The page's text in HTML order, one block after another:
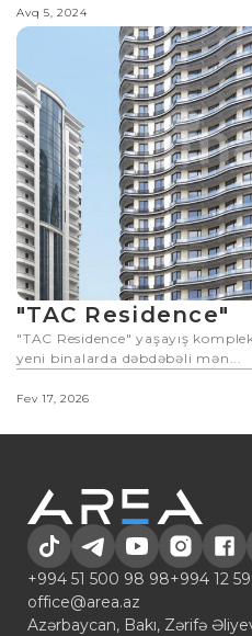
Avq 5, 2024
"TAC Residence"
"TAC Residence" yaşayış
yeni binalarda dəbdəbəli mən...
Fev 17, 2026
+994 51 500 98 98+994 12
office@area.az
Azərbaycan, Bakı, Zərifə